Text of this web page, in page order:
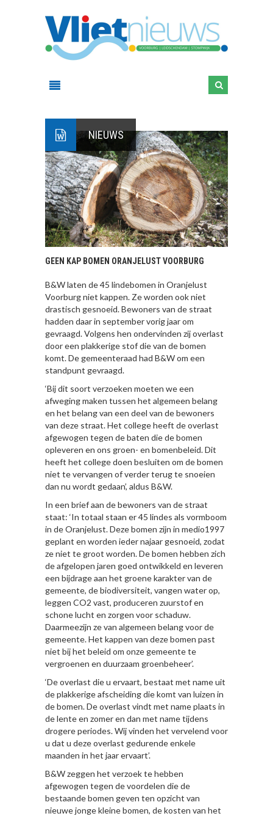
NIEUWS
GEEN KAP BOMEN ORANJELUST VOORBURG
B&W laten de 45 lindebomen in Oranjelust
Voorburg niet kappen. Ze worden ook niet
drastisch gesnoeid. Bewoners van de straat
hadden daar in september vorig jaar om
gevraagd. Volgens hen ondervinden zij overlast
door een plakkerige stof die van de bomen
komt. De gemeenteraad had B&W om een
standpunt gevraagd.
‘Bij dit soort verzoeken moeten we een
afweging maken tussen het algemeen belang
en het belang van een deel van de bewoners
van deze straat. Het college heeft de overlast
afgewogen tegen de baten die de bomen
opleveren en ons groen- en bomenbeleid. Dit
heeft het college doen besluiten om de bomen
niet te vervangen of verder terug te snoeien
dan nu wordt gedaan’, aldus B&W.
In een brief aan de bewoners van de straat
staat: ‘In totaal staan er 45 lindes als vormboom
in de Oranjelust. Deze bomen zijn in medio1997
geplant en worden ieder najaar gesnoeid, zodat
ze niet te groot worden. De bomen hebben zich
de afgelopen jaren goed ontwikkeld en leveren
een bijdrage aan het groene karakter van de
gemeente, de biodiversiteit, vangen water op,
leggen CO2 vast, produceren zuurstof en
schone lucht en zorgen voor schaduw.
Daarmeezijn ze van algemeen belang voor de
gemeente. Het kappen van deze bomen past
niet bij het beleid om onze gemeente te
vergroenen en duurzaam groenbeheer’.
‘De overlast die u ervaart, bestaat met name uit
de plakkerige afscheiding die komt van luizen in
de bomen. De overlast vindt met name plaats in
de lente en zomer en dan met name tijdens
drogere periodes. Wij vinden het vervelend voor
u dat u deze overlast gedurende enkele
maanden in het jaar ervaart’.
B&W zeggen het verzoek te hebben
afgewogen tegen de voordelen die de
bestaande bomen geven ten opzicht van
nieuwe jonge kleine bomen, de kosten van het